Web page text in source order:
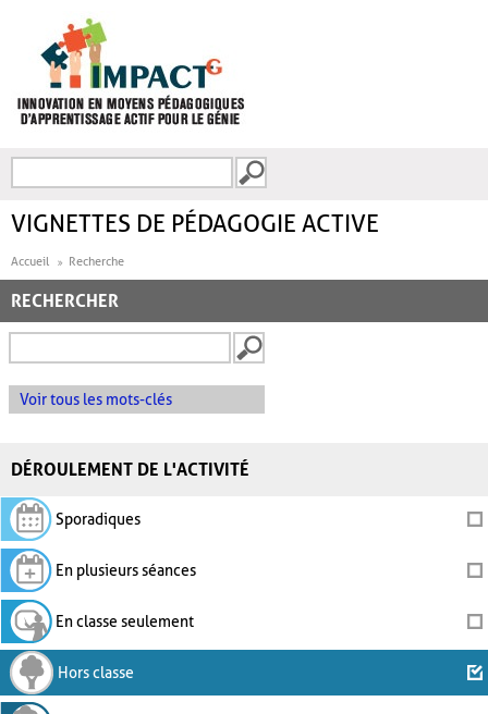
FORMULAIRE DE
VIGNETTES DE PÉDAGOGIE ACTIVE
Accueil Recherche
RECHERCHER
Voir tous les mots-clés
DÉROULEMENT DE L'ACTIVITÉ
Sporadiques
En plusieurs séances
En classe seulement
Hors classe